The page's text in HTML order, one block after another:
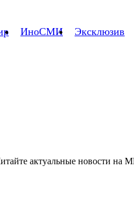
ИноСМИ Эксклюзив